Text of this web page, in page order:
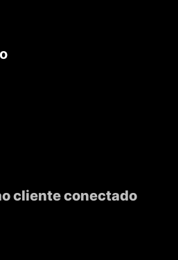
cliente conectado